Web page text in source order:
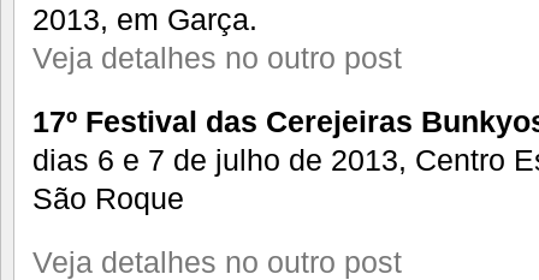
2013, em Garça.
Veja detalhes no outro post
17º Festival das Cerejeiras
dias 6 e 7 de julho de 2013, Centro
São Roque
Veja detalhes no outro post